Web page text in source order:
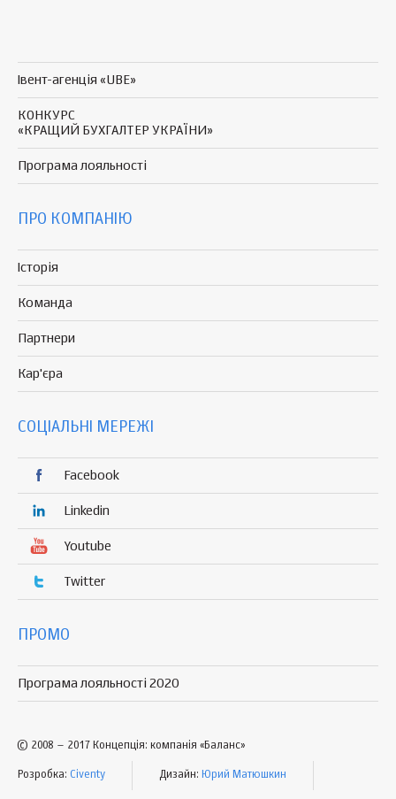
Івент-агенція «UBE»
КОНКУРС
«КРАЩИЙ БУХГАЛТЕР УКРАЇНИ»
Програма лояльності
ПРО КОМПАНІЮ
Історія
Команда
Партнери
Кар'єра
СОЦІАЛЬНІ МЕРЕЖІ
Facebook
Linkedin
Youtube
Twitter
ПРОМО
Програма лояльності 2020
© 2008 – 2017 Концепція: компанія «Баланс»
Розробка: Civenty Дизайн: Юрий Матюшкин